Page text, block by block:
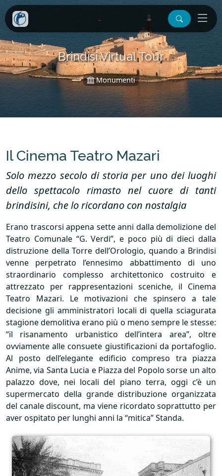
Brindisi Virtual Tour
Monumenti
Il Cinema Teatro Mazari
Solo mezzo secolo di storia per uno dei luoghi
dello spettacolo rimasto nel cuore di tanti
brindisini, che lo ricordano con nostalgia
Erano trascorsi appena sette anni dalla demolizione del
Teatro Comunale “G. Verdi”, e poco più di dieci dalla
distruzione della Torre dell’Orologio, quando a Brindisi
venne perpetrato l’ennesimo abbattimento di uno
straordinario complesso architettonico costruito e
attrezzato per rappresentazioni sceniche, il Cinema
Teatro Mazari. Le motivazioni che spinsero a tale
decisione gli amministratori locali di quella sciagurata
stagione demolitiva erano più o meno sempre le stesse:
“il risanamento urbanistico dell’intera area”, oltre
ovviamente alle consuete giustificazioni da portafoglio.
Al posto dell’elegante edificio compreso tra piazza
Anime, via Santa Lucia e Piazza del Popolo sorse un alto
palazzo dove, nei locali del piano terra, oggi c’è un
supermercato della grande distribuzione organizzata
del canale discount, ma viene ricordato soprattutto per
aver ospitato per lunghi anni la “mitica” Standa.